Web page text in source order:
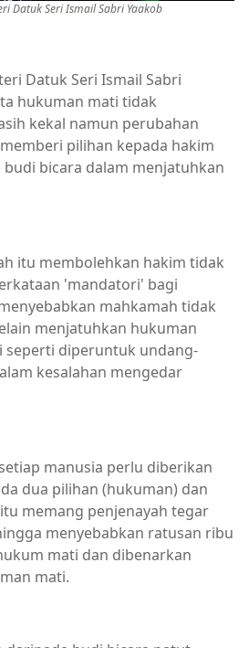
Datuk Seri Ismail Sabri Yaakob
Datuk Seri Ismail Sabri
hukuman mati tidak
kekal namun perubahan
pilihan kepada hakim
bicara dalam menjatuhkan
itu membolehkan hakim tidak
'mandatori' bagi
mahkamah tidak
menjatuhkan hukuman
seperti diperuntuk undang-
kesalahan mengedar
manusia perlu diberikan
dua pilihan (hukuman) dan
memang penjenayah tegar
menyebabkan ratusan ribu
mati dan dibenarkan
mati.